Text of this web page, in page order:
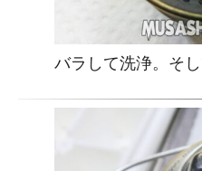
バラして洗浄。そ